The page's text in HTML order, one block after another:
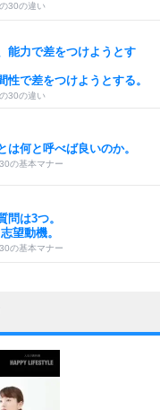
30の違い
能力で差をつけようとす
性で差をつけようとする。
30の違い
は何と呼べば良いのか。
の基本マナー
問は3つ。
望動機。
の基本マナー
見ない。
方法